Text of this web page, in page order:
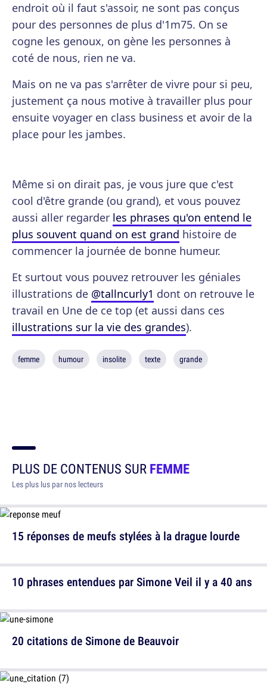
endroit où il faut s'assoir, ne sont pas conçus
pour des personnes de plus d'1m75. On se
cogne les genoux, on gène les personnes à
coté de nous, rien ne va.
Mais on ne va pas s'arrêter de vivre pour si peu,
justement ça nous motive à travailler plus pour
ensuite voyager en class business et avoir de la
place pour les jambes.
Même si on dirait pas, je vous jure que c'est
cool d'être grande (ou grand), et vous pouvez
aussi aller regarder les phrases qu'on entend le
plus souvent quand on est grand histoire de
commencer la journée de bonne humeur.
Et surtout vous pouvez retrouver les géniales
illustrations de @tallncurly1 dont on retrouve le
travail en Une de ce top (et aussi dans ces
illustrations sur la vie des grandes).
femme humour insolite texte grande
PLUS DE CONTENUS SURFEMME
Les plus lus par nos lecteurs
15 réponses de meufs stylées à la drague lourde
20 citations de Simone de Beauvoir
10 phrases entendues par Simone Veil il y a 40 ans